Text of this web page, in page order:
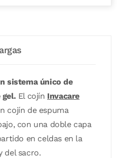
sistema único de
gel. El cojín Invacare
cojín de espuma
con una doble capa
en celdas en la
del sacro.